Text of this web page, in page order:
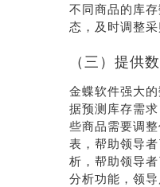
不同商品的库
态，及时调整采
（三）提供
金蝶软件强大
据预测库存需
些商品需要调
表，帮助领导
析，帮助领导
分析功能，领